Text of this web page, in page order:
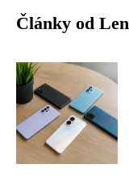
Články od